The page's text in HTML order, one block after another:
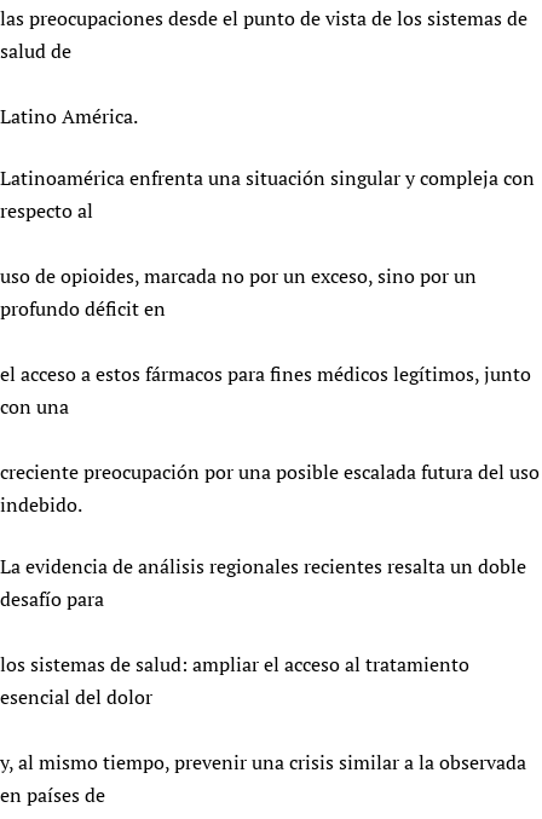
Newborn Care
las preocupaciones desde el punto de vista de los sistemas de
salud de
Latino América.
Latinoamérica enfrenta una situación singular y compleja con
respecto al
uso de opioides, marcada no por un exceso, sino por un
profundo déficit en
el acceso a estos fármacos para fines médicos legítimos, junto
con una
creciente preocupación por una posible escalada futura del uso
indebido.
La evidencia de análisis regionales recientes resalta un doble
desafío para
los sistemas de salud: ampliar el acceso al tratamiento
esencial del dolor
y, al mismo tiempo, prevenir una crisis similar a la observada
en países de